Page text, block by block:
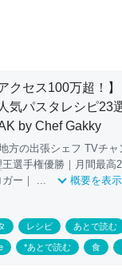
アクセス100万超！
気パスタレシピ23
by Chef Gakky
地方の出張シェフ TVチ
王選手権優勝｜月間最高
ガー｜ ... 概要を表示
レシピ あとで読む
*あとで読む 食